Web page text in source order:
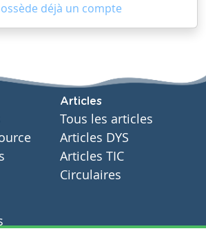
déjà un compte
Articles
Tous les articles
Articles DYS
Articles TIC
Circulaires